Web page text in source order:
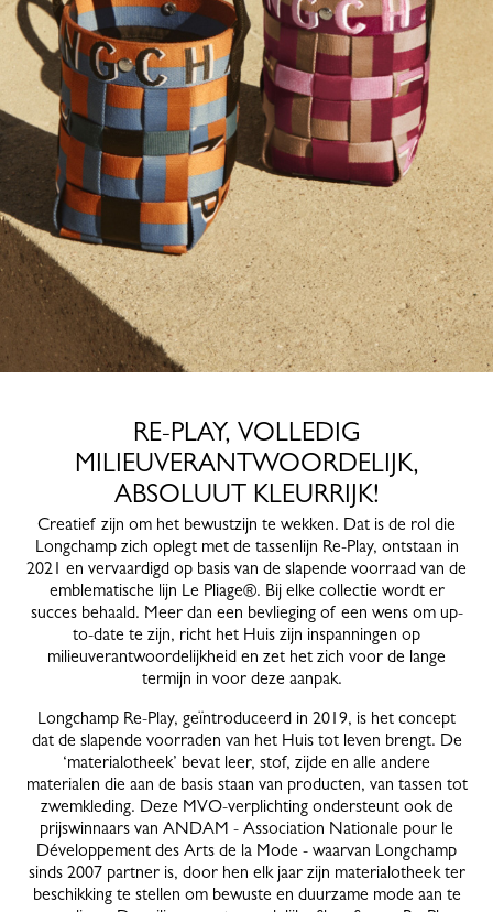
RE-PLAY, VOLLEDIG
MILIEUVERANTWOORDELIJK,
ABSOLUUT KLEURRIJK!
Creatief zijn om het bewustzijn te wekken. Dat is de rol die
Longchamp zich oplegt met de tassenlijn Re-Play, ontstaan in
2021 en vervaardigd op basis van de slapende voorraad van de
emblematische lijn Le Pliage®. Bij elke collectie wordt er
succes behaald. Meer dan een bevlieging of een wens om up-
to-date te zijn, richt het Huis zijn inspanningen op
milieuverantwoordelijkheid en zet het zich voor de lange
termijn in voor deze aanpak.
Longchamp Re-Play, geïntroduceerd in 2019, is het concept
dat de slapende voorraden van het Huis tot leven brengt. De
‘materialotheek’ bevat leer, stof, zijde en alle andere
materialen die aan de basis staan van producten, van tassen tot
zwemkleding. Deze MVO-verplichting ondersteunt ook de
prijswinnaars van ANDAM - Association Nationale pour le
Développement des Arts de la Mode - waarvan Longchamp
sinds 2007 partner is, door hen elk jaar zijn materialotheek ter
beschikking te stellen om bewuste en duurzame mode aan te